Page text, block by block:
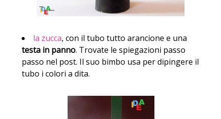
la zucca, con il tubo tutto arancione e una
testa in panno. Trovate le spiegazioni passo
passo nel post. Il suo bimbo usa per dipingere il
tubo i colori a dita.